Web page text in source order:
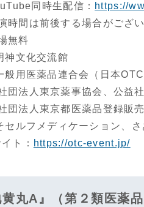
時生配信： https://
前後する場合がござい
料
文化交流館
用医薬品連合会（日本OTC
東京薬事協会、公益社団
東京都医薬品登録販売
セルフメディケーション、さ
ト： https://otc-event.jp/
丸A』（第２類医薬